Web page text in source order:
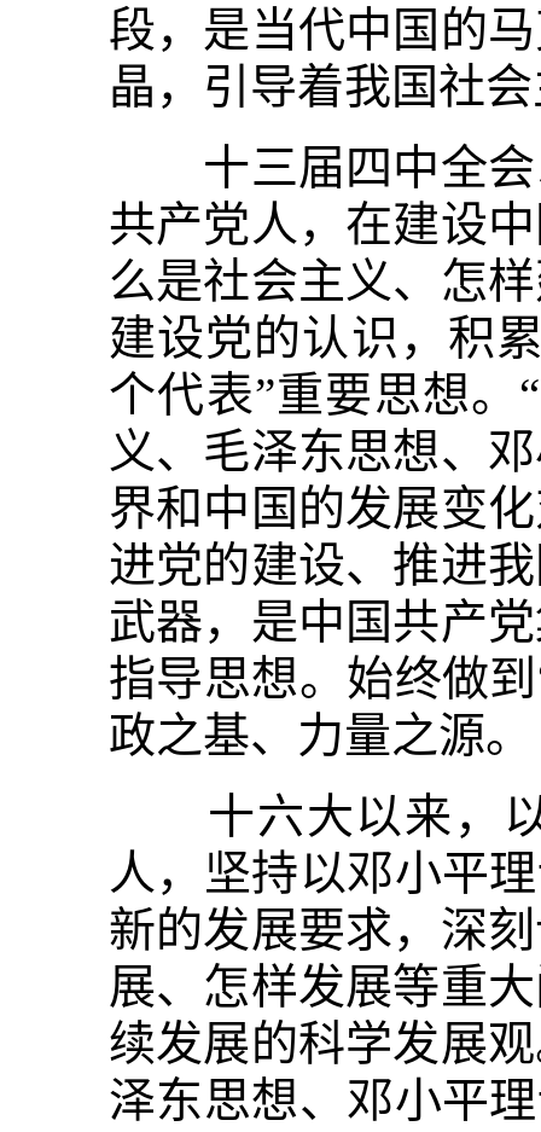
段，是当代中国的
晶，引导着我国社
十三届四中全会
共产党人，在建设
么是社会主义、怎
建设党的认识，积
个代表”重要思想。
义、毛泽东思想、
界和中国的发展变
进党的建设、推进
武器，是中国共产
指导思想。始终做
政之基、力量之源。
十六大以来，以
人，坚持以邓小平
新的发展要求，深
展、怎样发展等重
续发展的科学发展
泽东思想、邓小平